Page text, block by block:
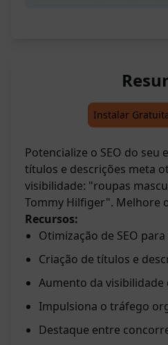
Instalar
Potencialize o SEO do seu
títulos e descrições meta
visibilidade: "roupas
Tommy Hilfiger". Melhore
Recursos:
Otimização de SEO
Criação de títulos e
Aumento da visibilidade
Impulsiona o tráfego
Destaque entre